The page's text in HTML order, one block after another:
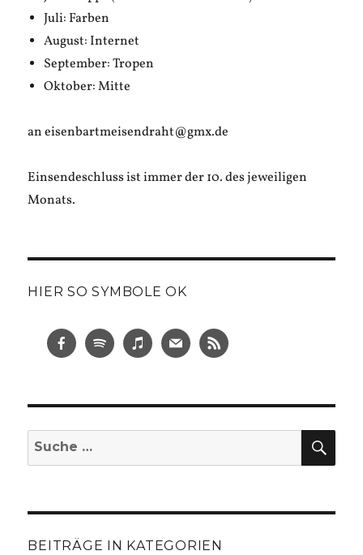
Juli: Farben
August: Internet
September: Tropen
Oktober: Mitte
an eisenbartmeisendraht@gmx.de
Einsendeschluss ist immer der 10. des jeweiligen
Monats.
HIER SO SYMBOLE OK
Suche
nach:
BEITRÄGE IN KATEGORIEN